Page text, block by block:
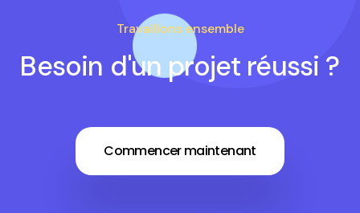
Travaillons ensemble
Besoin d'un projet réussi ?
Commencer maintenant